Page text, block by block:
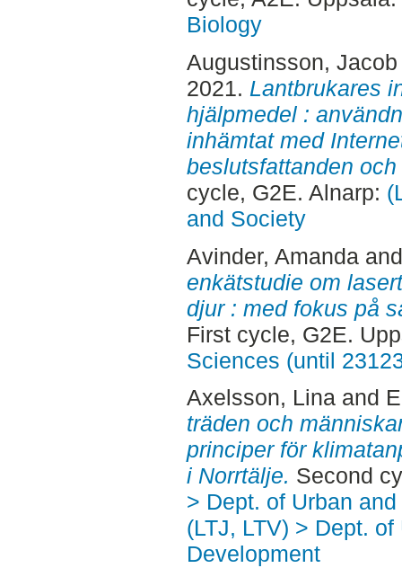
Biology
Augustinsson, Jacob
2021. Lantbrukares
hjälpmedel :
inhämtat med
beslutsfattanden
cycle, G2E. Alnarp:
and Society
Avinder, Amanda
enkätstudie om
djur : med fokus på
First cycle, G2E.
Sciences (until
Axelsson, Linaand
träden och
principer för
i Norrtälje. Second
> Dept. of Urban
(LTJ, LTV) > Dept.
Development